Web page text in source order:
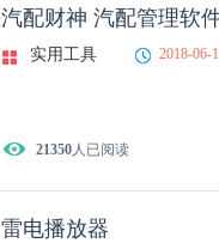
汽配财神 汽配管理软
实用工具 2018-06-
21350人已阅读
雷电播放器